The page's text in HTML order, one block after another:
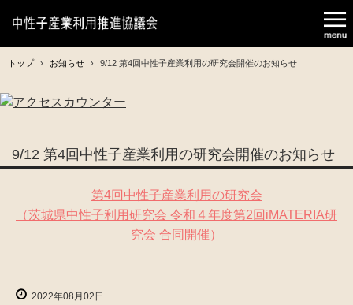
トップ › お知らせ › 9/12 第4回中性子産業利用の研究会開催のお知らせ
9/12 第4回中性子産業利用の研究会開催のお知らせ
第4回中性子産業利用の研究会
（茨城県中性子利用研究会 令和４年度第2回iMATERIA研
究会 合同開催）
2022年08月02日